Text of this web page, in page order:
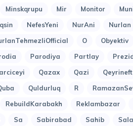
Minskqrupu Mir Monitor
NefesYeni NurAni
Nurlan
O Obyektiv
Parodiya Partlay
Qazax Qazi
Qeyrineft
Quldurluq R
RebuildKarabakh Reklambazar
Sa Sabirabad Sahib